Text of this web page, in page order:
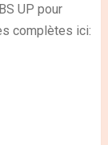
UP pour
complètes ici: